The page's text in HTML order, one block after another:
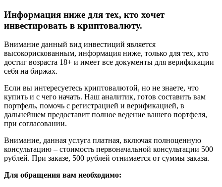
Информация ниже для тех, кто хочет
инвестировать в криптовалюту.
Внимание данный вид инвестиций является
высокорискованным, информация ниже, только для тех, кто
достиг возраста 18+ и имеет все документы для верификации
себя на биржах.
Если вы интересуетесь криптовалютой, но не знаете, что
купить и с чего начать. Наш аналитик, готов составить вам
портфель, помочь с регистрацией и верификацией, в
дальнейшем предоставит полное ведение вашего портфеля,
при согласовании.
Внимание, данная услуга платная, включая полноценную
консультацию – стоимость первоначальной консультации 500
рублей. При заказе, 500 рублей отнимается от суммы заказа.
Для обращения вам необходимо: